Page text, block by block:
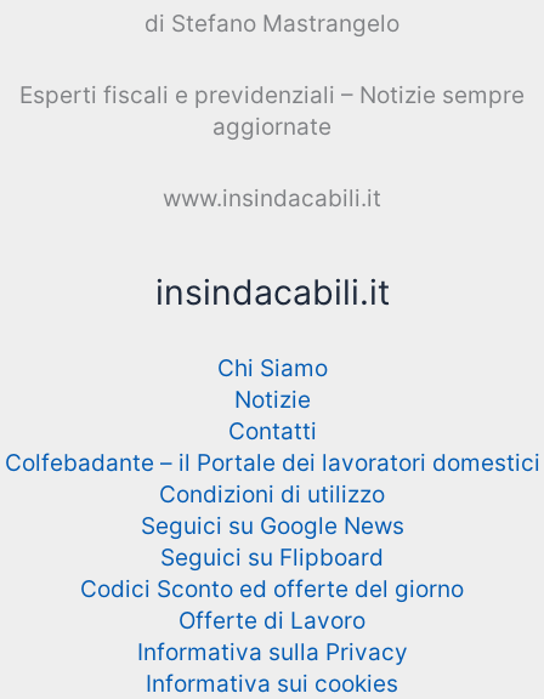
di Stefano Mastrangelo
Esperti fiscali e previdenziali – Notizie sempre
aggiornate
www.insindacabili.it
insindacabili.it
Chi Siamo
Notizie
Contatti
Colfebadante – il Portale dei lavoratori domestici
Condizioni di utilizzo
Seguici su Google News
Seguici su Flipboard
Codici Sconto ed offerte del giorno
Offerte di Lavoro
Informativa sulla Privacy
Informativa sui cookies